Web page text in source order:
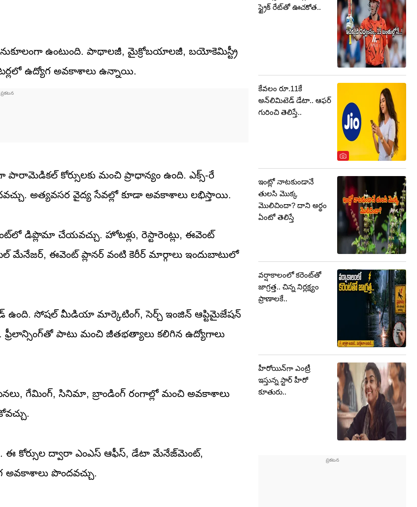
అనుకూలంగా ఉంటుంది. పాథాలజీ, మైక్రోబయాలజీ, బయోకెమిస్ట్రీ
ఉద్యోగ అవకాశాలు ఉన్నాయి.
కోర్సులకు మంచి ప్రాధాన్యం ఉంది. ఎక్స్-రే
అత్యవసర వైద్య సేవల్లో కూడా అవకాశాలు లభిస్తాయి.
డిప్లొమా చేయవచ్చు. హోటళ్లు, రెస్టారెంట్లు, ఈవెంట్
ఈవెంట్ ప్లానర్ వంటి కెరీర్ మార్గాలు ఇందుబాటులో
సోషల్ మీడియా మార్కెటింగ్, సెర్చ్ ఇంజిన్ ఆప్టిమైజేషన్
ఫ్రీలాన్సింగ్‌తో పాటు మంచి జీతభత్యాలు కలిగిన ఉద్యోగాలు
గేమింగ్, సినిమా, బ్రాండింగ్ రంగాల్లో మంచి అవకాశాలు
ఈ కోర్సుల ద్వారా ఎంఎస్ ఆఫీస్, డేటా మేనేజ్‌మెంట్,
అవకాశాలు పొందవచ్చు.
స్ట్రైక్ రేట్‌తో ఊచకోత..
కేవలం రూ.11కే
అన్‌లిమిటెడ్‌ డేటా.. ఆఫర్‌
గురించి తెలిస్తే..
ఇంట్లో నాటకుండానే
తులసి మొక్క
మొలిచిందా? దాని అర్థం
ఏంటో తెలిస్తే
వర్షాకాలంలో కరెంట్‌తో
జాగ్రత్త.. చిన్న నిర్లక్ష్యం
ప్రాణాలకే..
హీరోయిన్‏గా ఎంట్రీ
ఇస్తున్న స్టార్ హీరో
కూతురు..